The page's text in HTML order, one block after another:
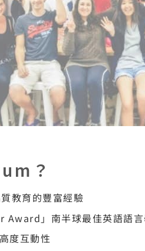
？
教育的豐富經驗
」南半球最佳英語語
度互動性